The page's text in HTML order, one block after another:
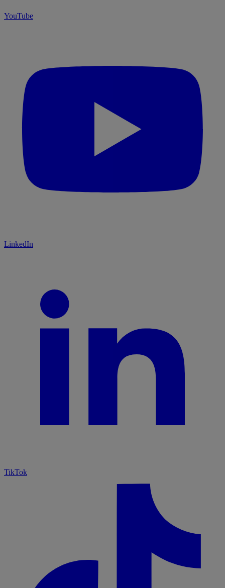
YouTube
LinkedIn
TikTok